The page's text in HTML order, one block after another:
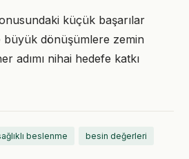
küçük başarılar
dönüşümlere zemin
adımı nihai hedefe katkı
beslenme besin değerleri